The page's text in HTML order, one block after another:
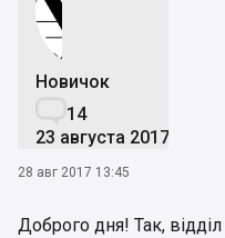
Новичок
14
23 августа 2017
28 авг 2017 13:45
Доброго дня! Так,